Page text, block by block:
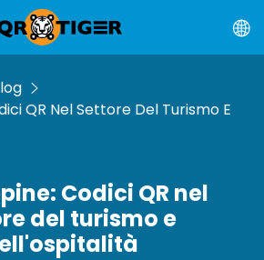
QR Nel Settore Del Turismo E
Codici QR nel
del turismo e